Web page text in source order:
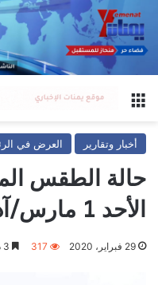
القائمة
أخبار وتقارير العرض في
حالة الطقس
الأحد 1 مارس/آذار 2020
29 فبراير، 2020 317